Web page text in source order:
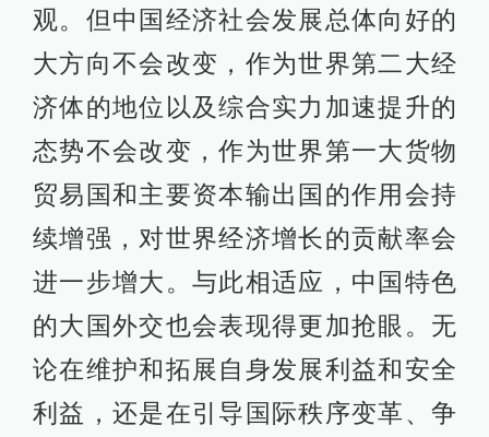
观。但中国经济社会发展总体向好的
大方向不会改变，作为世界第二大经
济体的地位以及综合实力加速提升的
态势不会改变，作为世界第一大货物
贸易国和主要资本输出国的作用会持
续增强，对世界经济增长的贡献率会
进一步增大。与此相适应，中国特色
的大国外交也会表现得更加抢眼。无
论在维护和拓展自身发展利益和安全
利益，还是在引导国际秩序变革、争